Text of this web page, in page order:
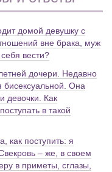
домой девушку с
вне брака, муж
вести?
дочери. Недавно
бисексуальной. Она
девочки. Как
в такой
как поступить: я
– же, в своем
в приметы, сглазы,